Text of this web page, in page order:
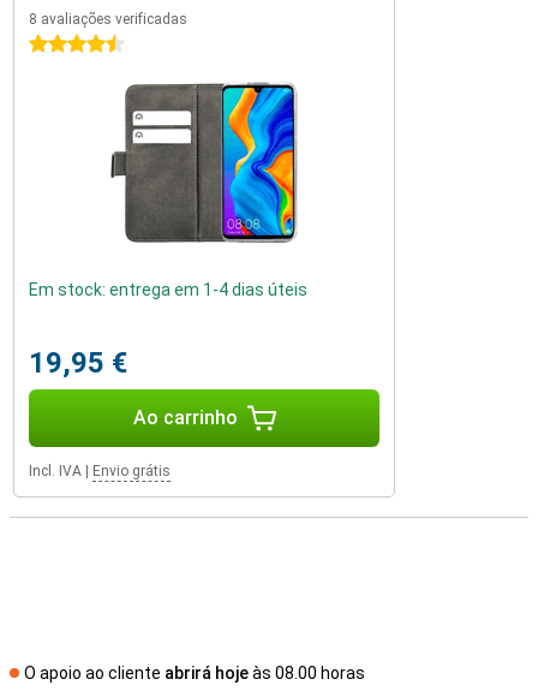
8 avaliações verificadas
4.5 estrelas
Em stock: entrega em 1-4 dias úteis
19,95 €
Ao carrinho
Incl. IVA Envio grátis
O apoio ao cliente abrirá hojeàs 08.00 horas